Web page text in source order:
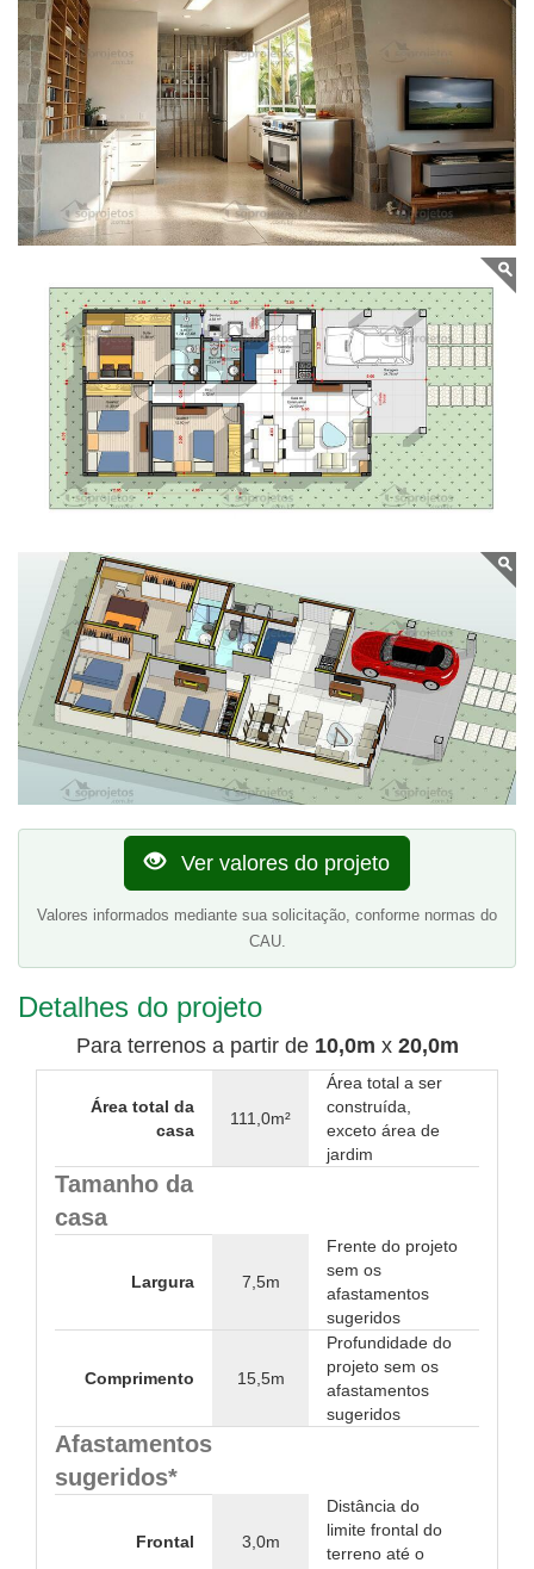
Ver valores do projeto
Valores informados mediante sua solicitação, conforme normas do
CAU.
Detalhes do projeto
Para terrenos a partir de 10,0m x 20,0m
Área total da
casa
111,0m²
Área total a ser
construída,
exceto área de
jardim
Tamanho da
casa
Largura 7,5m
Frente do projeto
sem os
afastamentos
sugeridos
Comprimento 15,5m
Profundidade do
projeto sem os
afastamentos
sugeridos
Afastamentos
sugeridos*
Frontal 3,0m
Distância do
limite frontal do
terreno até o